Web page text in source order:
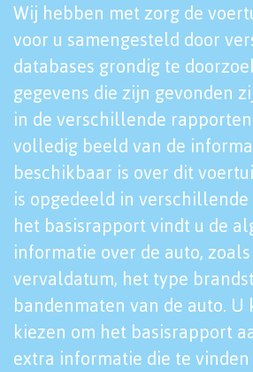
Wij hebben met zorg de
voor u samengesteld door
databases grondig te
gegevens die zijn gevonden
in de verschillende
volledig beeld van de
beschikbaar is over dit
is opgedeeld in
het basisrapport vindt u de
informatie over de auto, zoals
vervaldatum, het type
bandenmaten van de auto. U
kiezen om het basisrapport
extra informatie die te vinden